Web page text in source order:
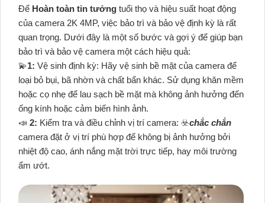
Để Hoàn toàn tin tưởng tuổi thọ và hiệu suất hoạt động
của camera 2K 4MP, việc bảo trì và bảo vệ định kỳ là rất
quan trọng. Dưới đây là một số bước và gợi ý để giúp bạn
bảo trì và bảo vệ camera một cách hiệu quả:
💫1: Vệ sinh định kỳ: Hãy vệ sinh bề mặt của camera để
loại bỏ bụi, bã nhờn và chất bẩn khác. Sử dụng khăn mềm
hoặc cọ nhẹ để lau sạch bề mặt mà không ảnh hưởng đến
ống kính hoặc cảm biến hình ảnh.
📣 2: Kiểm tra và điều chỉnh vị trí camera: ☣️chắc chắn
camera đặt ở vị trí phù hợp để không bị ảnh hưởng bởi
nhiệt độ cao, ánh nắng mặt trời trực tiếp, hay môi trường
ẩm ướt.